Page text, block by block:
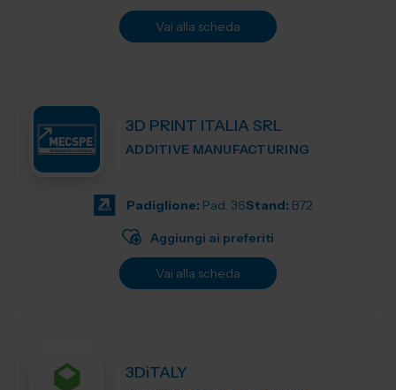
Vai alla scheda
3D PRINT ITALIA SRL
ADDITIVE MANUFACTURING
Padiglione: Pad. 36Stand: B72
Aggiungi ai preferiti
Vai alla scheda
3DiTALY